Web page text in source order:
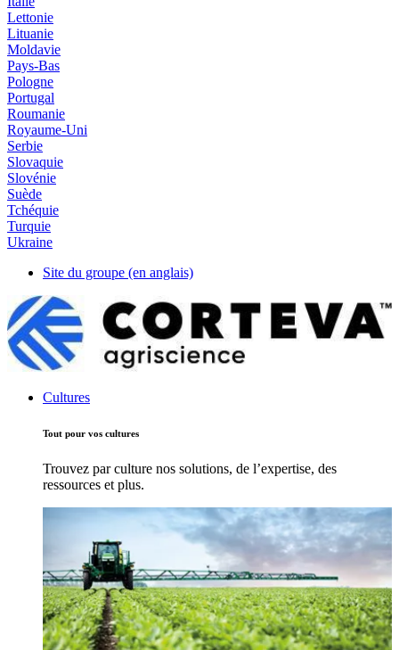
Lettonie
Lituanie
Moldavie
Pays-Bas
Pologne
Portugal
Roumanie
Royaume-Uni
Serbie
Slovaquie
Slovénie
Suède
Tchéquie
Turquie
Ukraine
Site du groupe (en anglais)
Cultures
Tout pour vos cultures
Trouvez par culture nos solutions, de l’expertise, des
ressources et plus.